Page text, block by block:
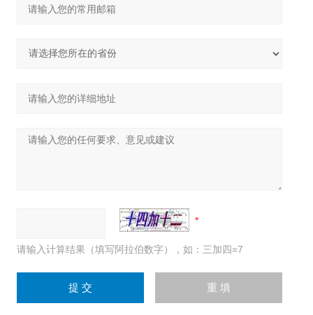
请输入计算结果（填写阿拉伯数字），如：三加四=7